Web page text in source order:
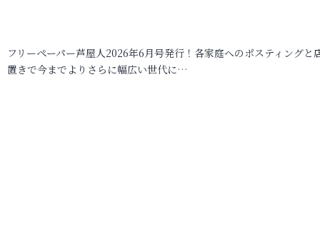
フリーペーパー芦屋人2026年6月号発行！各家庭へのポスティングと
置きで今までよりさらに幅広い世代に…